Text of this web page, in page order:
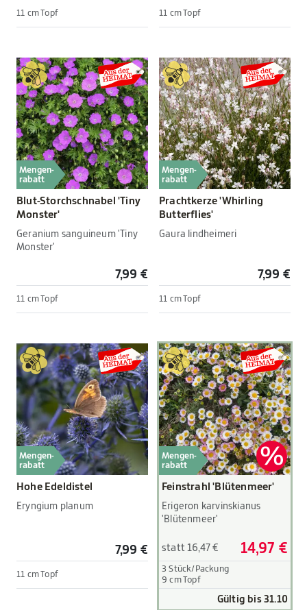
11 cm Topf 11 cm Topf
Mengen-
rabatt
Blut-Storchschnabel 'Tiny
Monster'
Geranium sanguineum 'Tiny
Monster'
7,99 €
11 cm Topf
Mengen-
rabatt
Prachtkerze 'Whirling
Butterflies'
Gaura lindheimeri
7,99 €
11 cm Topf
Mengen-
rabatt
Hohe Edeldistel
Eryngium planum
7,99 €
11 cm Topf
Mengen-
rabatt
Feinstrahl 'Blütenmeer'
Erigeron karvinskianus
'Blütenmeer'
statt 16,47 € 14,97 €
3 Stück/Packung
9 cm Topf
Gültig bis 31.10